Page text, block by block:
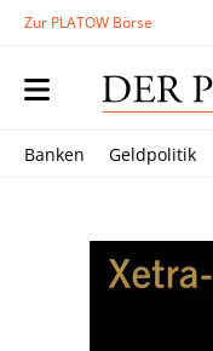
Zur PLATOW Börse
Banken Geldpolitik